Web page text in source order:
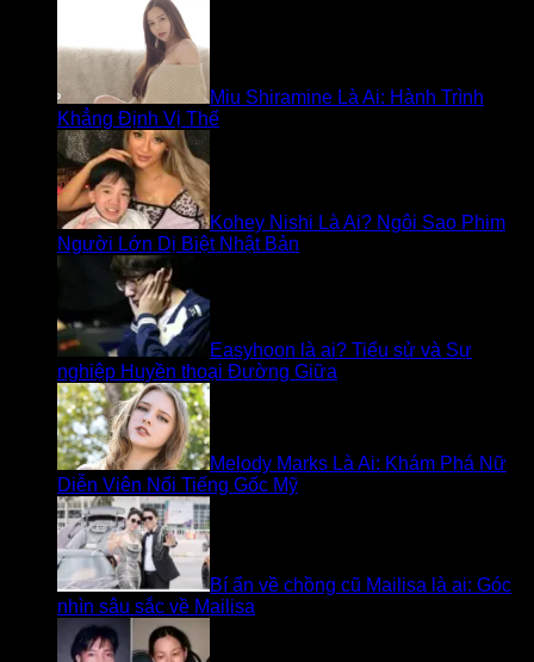
Miu Shiramine Là Ai: Hành Trình
Khẳng Định Vị Thế
Kohey Nishi Là Ai? Ngôi Sao Phim
Người Lớn Dị Biệt Nhật Bản
Easyhoon là ai? Tiểu sử và Sự
nghiệp Huyền thoại Đường Giữa
Melody Marks Là Ai: Khám Phá Nữ
Diễn Viên Nổi Tiếng Gốc Mỹ
Bí ẩn về chồng cũ Mailisa là ai: Góc
nhìn sâu sắc về Mailisa